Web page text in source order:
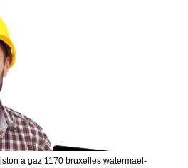
à gaz 1170 bruxelles watermael-